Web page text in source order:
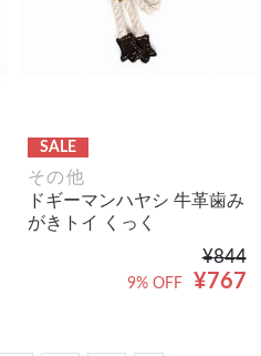
SALE
その他
ドギーマンハヤシ 牛革歯み
がきトイ くっく
¥844
¥767
9% OFF